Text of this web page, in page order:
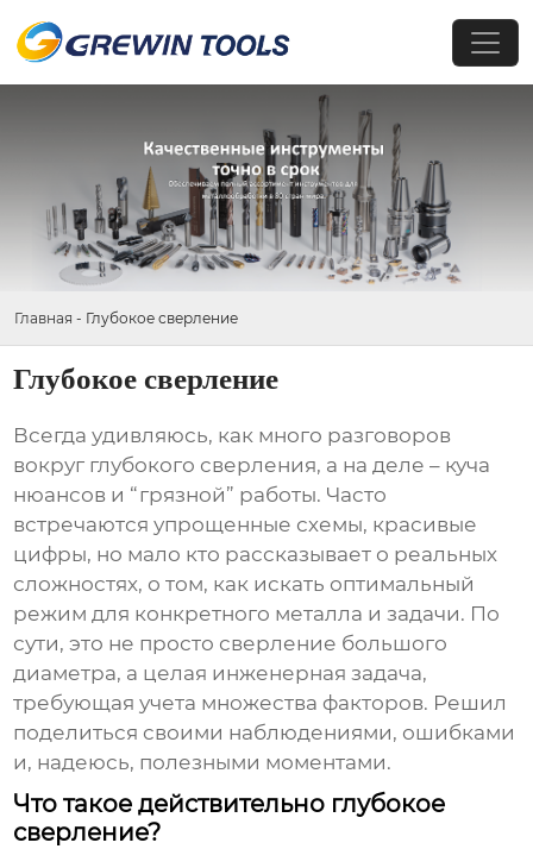
Главная - Глубокое сверление
Глубокое сверление
Всегда удивляюсь, как много разговоров
вокруг глубокого сверления, а на деле – куча
нюансов и “грязной” работы. Часто
встречаются упрощенные схемы, красивые
цифры, но мало кто рассказывает о реальных
сложностях, о том, как искать оптимальный
режим для конкретного металла и задачи. По
сути, это не просто сверление большого
диаметра, а целая инженерная задача,
требующая учета множества факторов. Решил
поделиться своими наблюдениями, ошибками
и, надеюсь, полезными моментами.
Что такое действительно глубокое
сверление?